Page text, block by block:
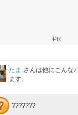
PR
たま さんは他にこんな
ます。
???????